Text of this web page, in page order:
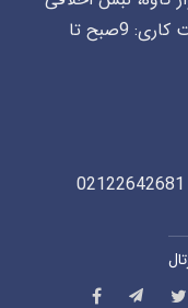
غربی، پلاک29، واحد6، طبقه سوم - ساعت کاری: 9صبح تا